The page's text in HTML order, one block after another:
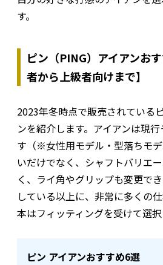
す。
ピン（PING）アイアンお
者から上級者向けまで】
2023年冬時点で販売されている
ンを紹介します。アイアンは現
す（※女性用モデル・型落ちモ
いだけでなく、シャフトバリエ
く、ライ角やグリップも変更で
している以上に、非常に多くの
本はフィッティングを受けて選択
ピン アイアンおすすめ6選